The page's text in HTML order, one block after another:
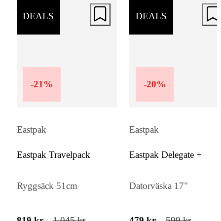
DEALS
-21%
Eastpak
Eastpak Travelpack
Ryggsäck 51cm
DEALS
-20%
Eastpak
Eastpak Delegate +
Datorväska 17"